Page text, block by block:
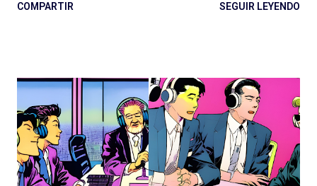
Apagón en adelante. Ese nivel presupuestario, esa dedicación
del viejo radioteatro. En ese rumbo, La Esfera es la gran
superproducción que entregó Podium Podcast este año, con
una historia (nuevamente) de ciencia ficción que retoma un
tema clásico del género: los OVNIs, la presencia extraterrestre
en nuestro planeta, las conspiraciones gubernamentales y "The
COMPARTIR SEGUIR LEYENDO